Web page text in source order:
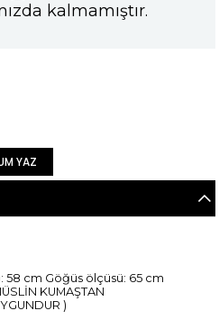
kalmamıştır.
YAZ
58 cm Göğüs ölçüsü: 65 cm
KUMAŞTAN
)